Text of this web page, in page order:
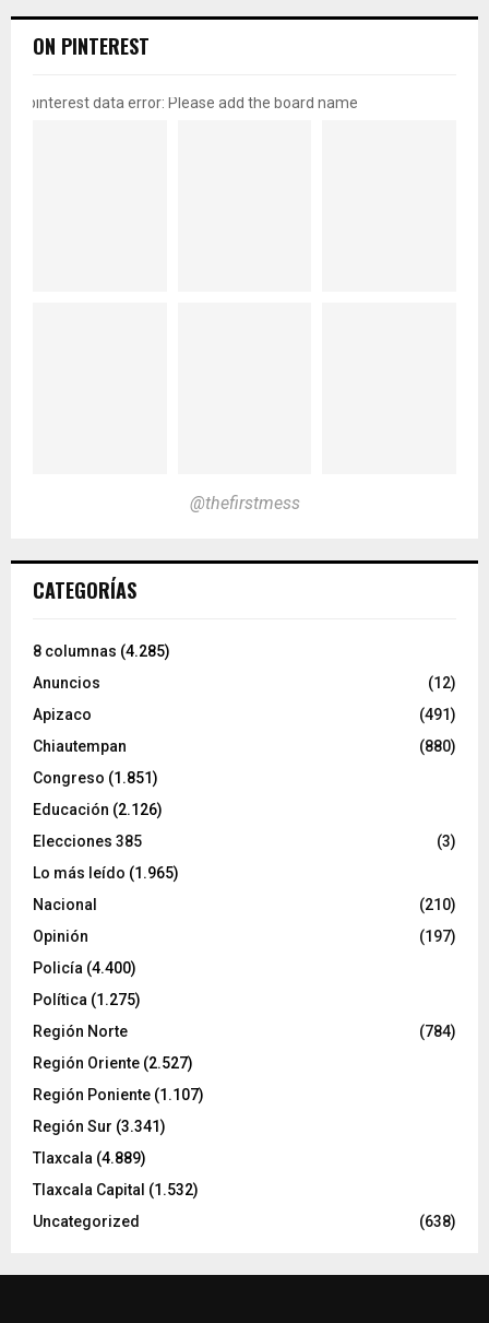
ON PINTEREST
pinterest data error: Please add the board name
@thefirstmess
CATEGORÍAS
8 columnas (4.285)
Anuncios
(12)
Apizaco
(491)
Chiautempan
(880)
Congreso (1.851)
Educación (2.126)
Elecciones 385
(3)
Lo más leído (1.965)
Nacional
(210)
Opinión
(197)
Policía (4.400)
Política (1.275)
Región Norte
(784)
Región Oriente (2.527)
Región Poniente (1.107)
Región Sur (3.341)
Tlaxcala (4.889)
Tlaxcala Capital (1.532)
Uncategorized
(638)